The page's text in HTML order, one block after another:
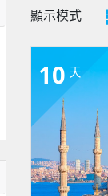
顯示模式
10 天